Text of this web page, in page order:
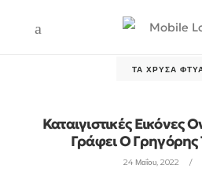
ΤΑ ΧΡΥΣΆ
Καταιγιστικές Εικόνες
Γράφει Ο Γρηγόρης
24 Μαΐου, 2022